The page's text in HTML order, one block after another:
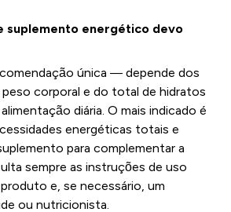
suplemento energético devo
única — depende dos
corporal e do total de hidratos
diária. O mais indicado é
energéticas totais e
para complementar a
sempre as instruções de uso
e, se necessário, um
ou nutricionista.